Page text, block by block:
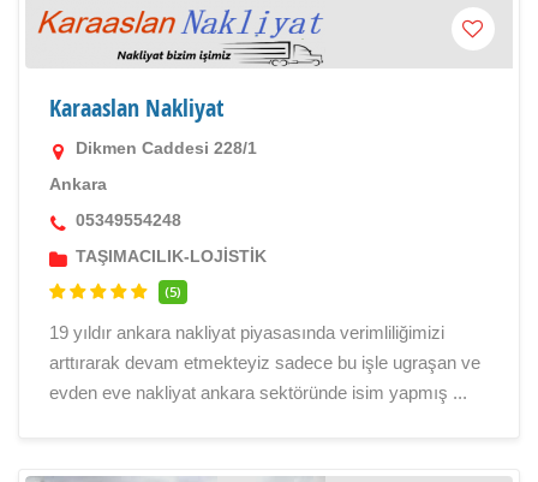
Karaaslan Nakliyat
Dikmen Caddesi 228/1
Ankara
05349554248
TAŞIMACILIK-LOJİSTİK
(5)
19 yıldır ankara nakliyat piyasasında verimliliğimizi
arttırarak devam etmekteyiz sadece bu işle ugraşan ve
evden eve nakliyat ankara sektöründe isim yapmış ...